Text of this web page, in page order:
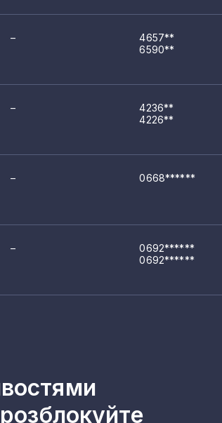
–
4657**
6590**
–
4236**
4226**
– 0668******
–
0692******
0692******